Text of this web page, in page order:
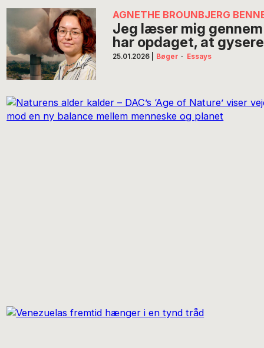
AGNETHE BROUNBJERG
Jeg læser mig
har opdaget, at
25.01.2026 Bøger · Essays